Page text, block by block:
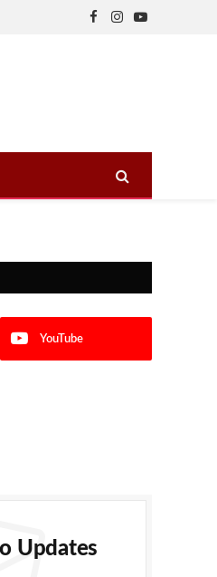
Facebook
Instagram
YouTube
YouTube
Updates